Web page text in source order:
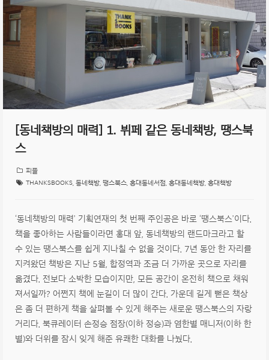
[동네책방의 매력] 1. 뷔페 같은 동네책방, 땡스북
스
피플
THANKSBOOKS 동네책방 땡스북스 홍대동네서점 홍대동네책방 홍대책방
‘동네책방의 매력’ 기획연재의 첫 번째 주인공은 바로 ‘땡스북스’이다.
책을 좋아하는 사람들이라면 홍대 앞, 동네책방의 랜드마크라고 할
수 있는 땡스북스를 쉽게 지나칠 수 없을 것이다. 7년 동안 한 자리를
지켜왔던 책방은 지난 5월, 합정역과 조금 더 가까운 곳으로 자리를
옮겼다. 전보다 소박한 모습이지만, 모든 공간이 온전히 책으로 채워
져서일까? 어쩐지 책에 눈길이 더 많이 간다. 가운데 길게 뻗은 책상
은 좀 더 편하게 책을 살펴볼 수 있게 해주는 새로운 땡스북스의 자랑
거리다. 북큐레이터 손정승 점장(이하 정승)과 염한별 매니저(이하 한
별)와 더위를 잠시 잊게 해준 유쾌한 대화를 나눴다.